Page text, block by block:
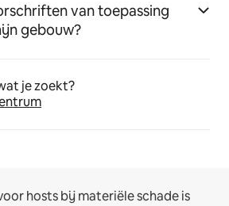
van toepassing
gebouw?
je zoekt?
hosts bij materiële schade is